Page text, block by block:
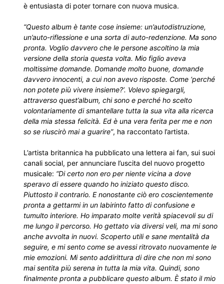
è entusiasta di poter tornare con nuova musica.
“Questo album è tante cose insieme: un’autodistruzione,
un’auto-riflessione e una sorta di auto-redenzione. Ma sono
pronta. Voglio davvero che le persone ascoltino la mia
versione della storia questa volta. Mio figlio aveva
moltissime domande. Domande molto buone, domande
davvero innocenti, a cui non avevo risposte. Come ‘perché
non potete più vivere insieme?’. Volevo spiegargli,
attraverso quest’album, chi sono e perché ho scelto
volontariamente di smantellare tutta la sua vita alla ricerca
della mia stessa felicità. Ed è una vera ferita per me e non
so se riuscirò mai a guarire”, ha raccontato l’artista.
L’artista britannica ha pubblicato una lettera ai fan, sui suoi
canali social, per annunciare l’uscita del nuovo progetto
musicale: “Di certo non ero per niente vicina a dove
speravo di essere quando ho iniziato questo disco.
Piuttosto il contrario. E nonostante ciò ero coscientemente
pronta a gettarmi in un labirinto fatto di confusione e
tumulto interiore. Ho imparato molte verità spiacevoli su di
me lungo il percorso. Ho gettato via diversi veli, ma mi sono
anche avvolta in nuovi. Scoperto utili e sane mentalità da
seguire, e mi sento come se avessi ritrovato nuovamente le
mie emozioni. Mi sento addirittura di dire che non mi sono
mai sentita più serena in tutta la mia vita. Quindi, sono
finalmente pronta a pubblicare questo album. È stato il mio